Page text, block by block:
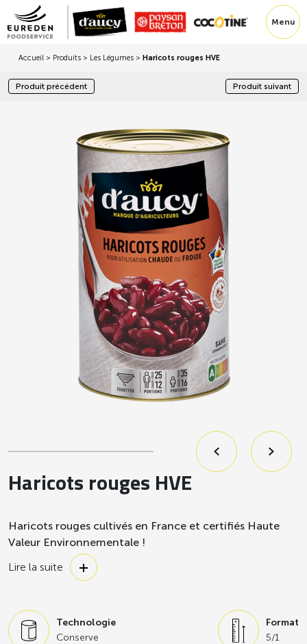
Menu
Accueil > Produits > Les Légumes > Haricots rouges HVE
Produit précédent Produit suivant
Haricots rouges HVE
Haricots rouges cultivés en France et certifiés Haute
Valeur Environnementale !
Des légumes secs cultivés dans une démarche
respectueuse de l’environnement, en France, et certifiés
déjà cuits, pour un vrai gain de temps en cuisine !
Lire la suite
Technologie
Conserve
Format
5/1